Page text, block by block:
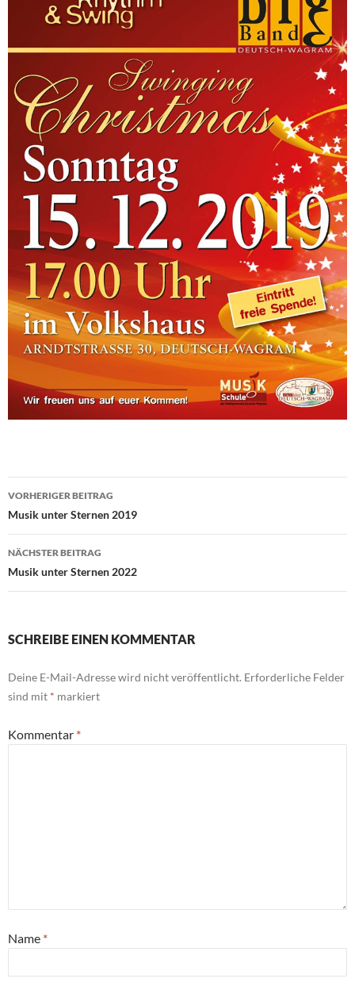
Beitragsnavigation
VORHERIGER BEITRAG
Musik unter Sternen 2019
NÄCHSTER BEITRAG
Musik unter Sternen 2022
SCHREIBE EINEN KOMMENTAR
Deine E-Mail-Adresse wird nicht veröffentlicht. Erforderliche Felder
sind mit * markiert
Kommentar *
Name *